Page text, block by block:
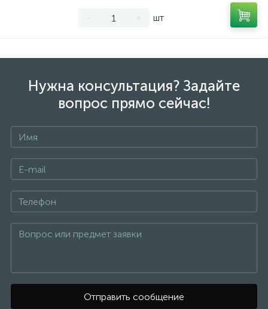
- + шт
Нужна консультация? Задайте
вопрос прямо сейчас!
Отправить сообщение